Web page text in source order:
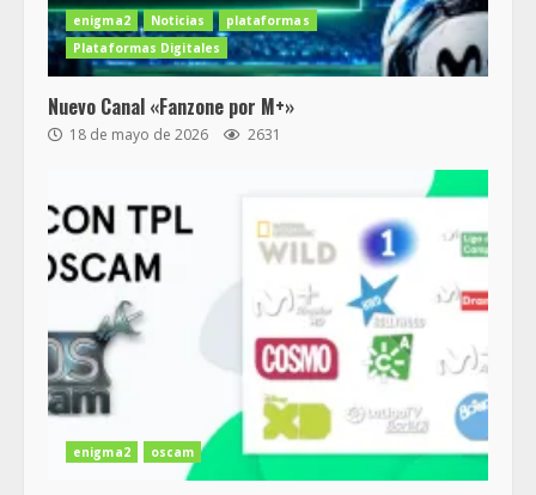
enigma2 Noticias
plataformas
Plataformas Digitales
Nuevo Canal «Fanzone por M+»
18 de mayo de 2026 2631
enigma2 oscam